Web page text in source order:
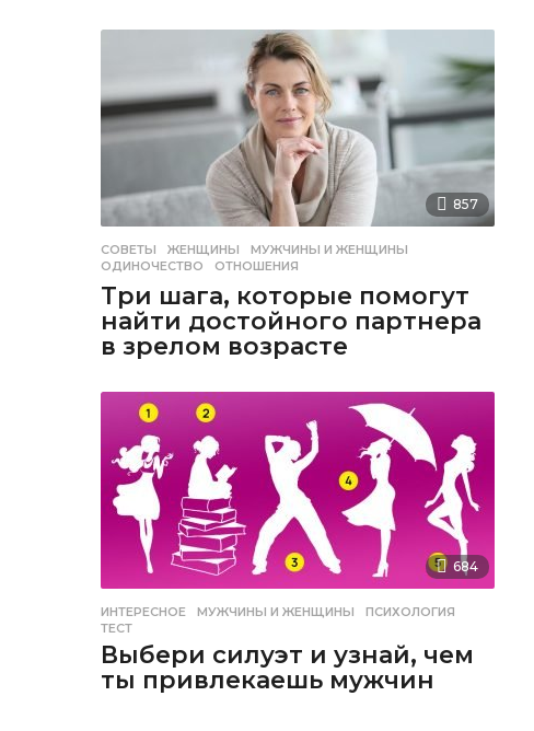
857
СОВЕТЫ ЖЕНЩИНЫ ,МУЖЧИНЫ И ЖЕНЩИНЫ
ОДИНОЧЕСТВО
,ОТНОШЕНИЯ
Три шага, которые помогут
найти достойного партнера
в зрелом возрасте
684
ИНТЕРЕСНОЕ МУЖЧИНЫ И ЖЕНЩИНЫ ,ПСИХОЛОГИЯ
ТЕСТ
Выбери силуэт и узнай, чем
ты привлекаешь мужчин